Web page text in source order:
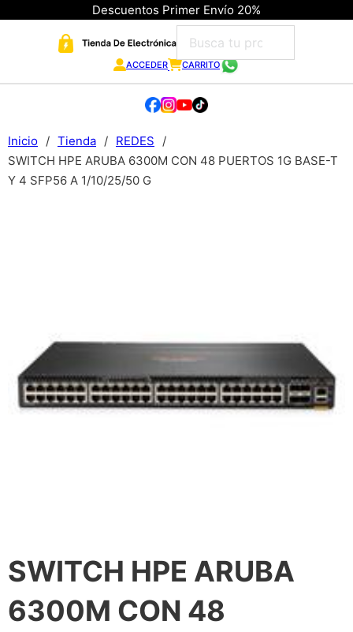
Descuentos Primer Envío 20%
ACCEDER CARRITO
Inicio / Tienda / REDES
/
SWITCH HPE ARUBA 6300M CON 48 PUERTOS 1G BASE-T
Y 4 SFP56 A 1/10/25/50 G
SWITCH HPE ARUBA
6300M CON 48